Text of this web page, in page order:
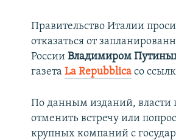
Правительство Италии
отказаться от
РоссииВладимиром
газетаLa Repubblica со
По данным изданий, власти
отменить встречу или
крупных компаний с